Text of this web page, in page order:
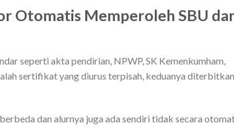
Otomatis Memperoleh SBU
seperti akta pendirian, NPWP, SK Kemenkumham,
sertifikat yang diurus terpisah, keduanya diterbitkan
dan alurnya juga ada sendiri tidak secara